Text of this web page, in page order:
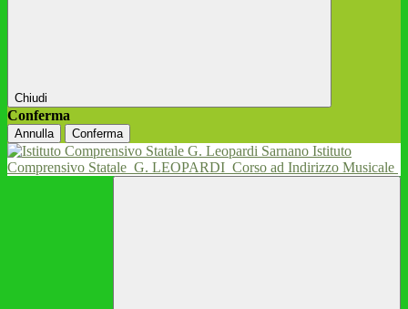
Chiudi
Conferma
Annulla Conferma
Istituto
Comprensivo Statale G. LEOPARDI Corso ad Indirizzo Musicale